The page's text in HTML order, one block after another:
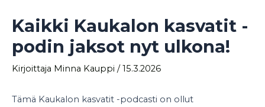
Kaikki Kaukalon kasvatit -
podin jaksot nyt ulkona!
Kirjoittaja Minna Kauppi /15.3.2026
Tämä Kaukalon kasvatit -podcasti on ollut